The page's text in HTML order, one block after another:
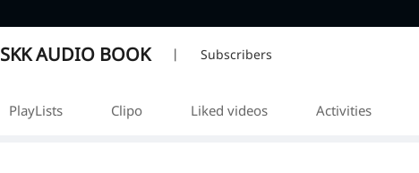
SKK AUDIO BOOK| Subscribers
PlayLists Clipo Liked videos Activities